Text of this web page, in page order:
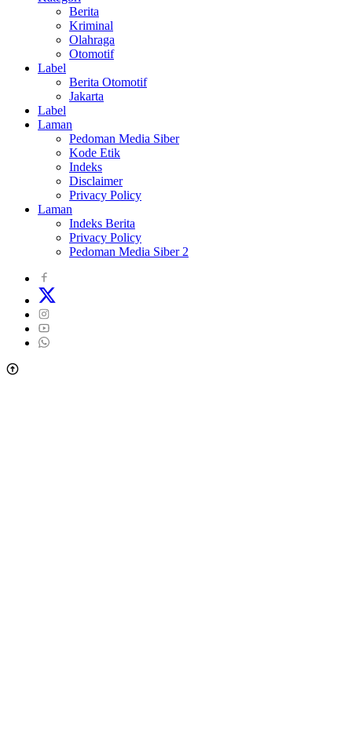
Berita
Kriminal
Olahraga
Otomotif
Label
Berita Otomotif
Jakarta
Label
Laman
Pedoman Media Siber
Kode Etik
Indeks
Disclaimer
Privacy Policy
Laman
Indeks Berita
Privacy Policy
Pedoman Media Siber 2